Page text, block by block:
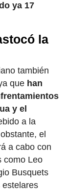
ya 17
la
también
que han
y el
a la
el
a cabo con
como Leo
Busquets
estelares